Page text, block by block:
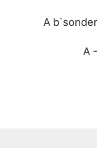
A
A